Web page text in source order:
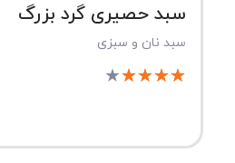
سبد حصیری گرد بزرگ
سبد نان و سبزی
★
★
★
★
★